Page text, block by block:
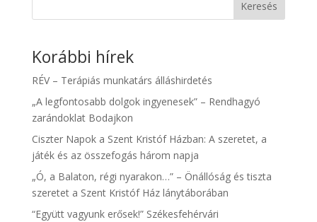
Keresés
Korábbi hírek
RÉV – Terápiás munkatárs álláshirdetés
„A legfontosabb dolgok ingyenesek” – Rendhagyó
zarándoklat Bodajkon
Ciszter Napok a Szent Kristóf Házban: A szeretet, a
játék és az összefogás három napja
„Ó, a Balaton, régi nyarakon…” – Önállóság és tiszta
szeretet a Szent Kristóf Ház lánytáborában
“Együtt vagyunk erősek!” Székesfehérvári